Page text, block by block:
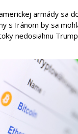
armády sa
s Iránom by sa
nedosiahnu